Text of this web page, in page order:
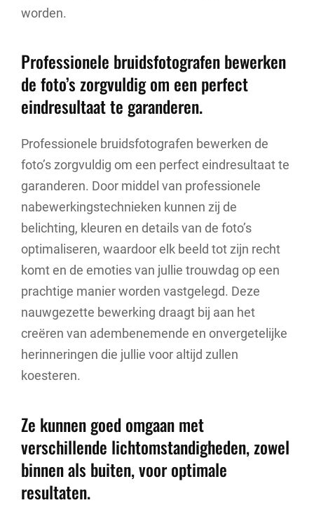
worden.
Professionele bruidsfotografen bewerken
de foto’s zorgvuldig om een perfect
eindresultaat te garanderen.
Professionele bruidsfotografen bewerken de
foto’s zorgvuldig om een perfect eindresultaat te
garanderen. Door middel van professionele
nabewerkingstechnieken kunnen zij de
belichting, kleuren en details van de foto’s
optimaliseren, waardoor elk beeld tot zijn recht
komt en de emoties van jullie trouwdag op een
prachtige manier worden vastgelegd. Deze
nauwgezette bewerking draagt bij aan het
creëren van adembenemende en onvergetelijke
herinneringen die jullie voor altijd zullen
koesteren.
Ze kunnen goed omgaan met
verschillende lichtomstandigheden, zowel
binnen als buiten, voor optimale
resultaten.